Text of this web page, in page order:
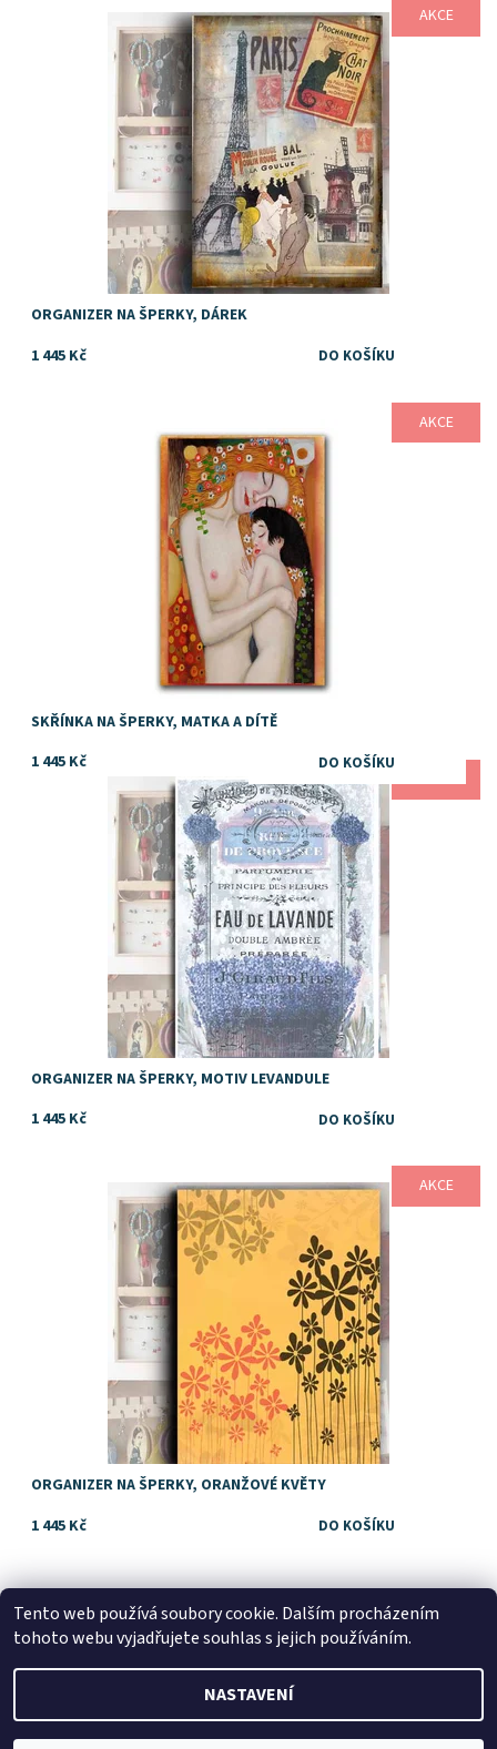
AKCE
Skladem
ORGANIZER NA ŠPERKY, DÁREK
1 445 Kč
AKCE
SKŘÍNKA NA ŠPERKY, MATKA A DÍTĚ
1 445 Kč
AKCE
Skladem
ORGANIZER NA ŠPERKY, MOTIV LEVANDULE
1 445 Kč
AKCE
Skladem
ORGANIZER NA ŠPERKY, ORANŽOVÉ KVĚTY
1 445 Kč
všechna práva vyhrazena
Tento web používá soubory cookie. Dalším procházením
tohoto webu vyjadřujete souhlas s jejich používáním.
NASTAVENÍ